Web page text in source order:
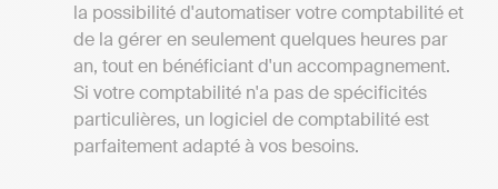
la possibilité d'automatiser votre comptabilité et
de la gérer en seulement quelques heures par
an, tout en bénéficiant d'un accompagnement.
Si votre comptabilité n'a pas de spécificités
particulières, un logiciel de comptabilité est
parfaitement adapté à vos besoins.